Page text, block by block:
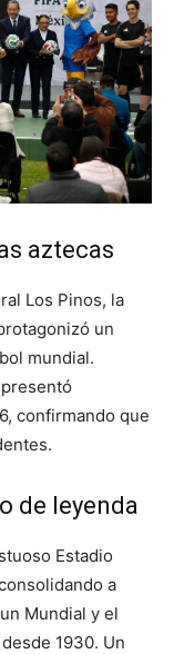
aztecas
Los Pinos, la
un
mundial.
confirmando que
de leyenda
Estadio
a
Mundial y el
1930. Un